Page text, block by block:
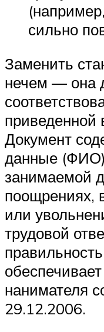
сильно
Заменить
нечем — она
приведенной
Документ
данные
занимаемой
поощрениях,
или
трудовой
нанимателя
29.12.2006.